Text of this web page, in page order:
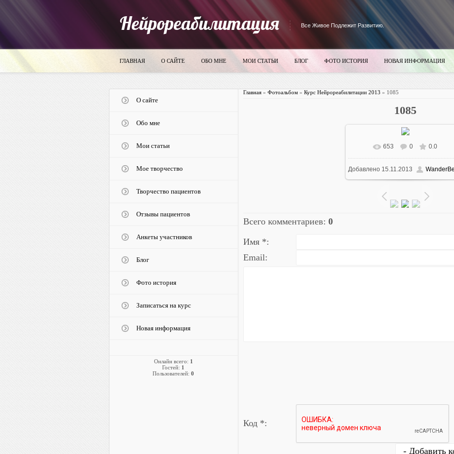
Нейрореабилитация Все Живое Подлежит Развитию.
ГЛАВНАЯ О САЙТЕ ОБО МНЕ МОИ СТАТЬИ БЛОГ ФОТО ИСТОРИЯ НОВАЯ ИНФОРМАЦИЯ
О сайте
Обо мне
Мои статьи
Мое творчество
Творчество пациентов
Отзывы пациентов
Анкеты участников
Блог
Фото история
Записаться на курс
Новая информация
Онлайн всего: 1
Гостей: 1
Пользователей: 0
Главная» Фотоальбом» Курс Нейрореабилитации 2013 » 1085
1085
В реальном размере 700x525
92.7Kb
653 0 0.0
Добавлено 15.11.2013
Всего комментариев: 0
Имя *:
Email:
Код *: